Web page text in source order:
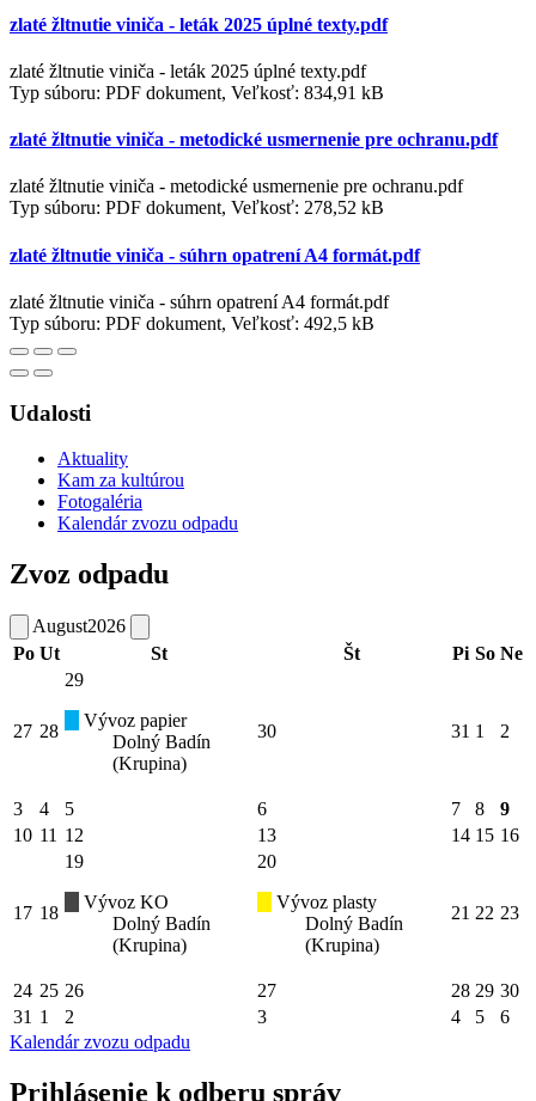
zlaté žltnutie viniča - leták 2025 úplné texty.pdf
zlaté žltnutie viniča - leták 2025 úplné texty.pdf
Typ súboru: PDF dokument, Veľkosť: 834,91 kB
zlaté žltnutie viniča - metodické usmernenie pre ochranu.pdf
zlaté žltnutie viniča - metodické usmernenie pre ochranu.pdf
Typ súboru: PDF dokument, Veľkosť: 278,52 kB
zlaté žltnutie viniča - súhrn opatrení A4 formát.pdf
zlaté žltnutie viniča - súhrn opatrení A4 formát.pdf
Typ súboru: PDF dokument, Veľkosť: 492,5 kB
Udalosti
Aktuality
Kam za kultúrou
Fotogaléria
Kalendár zvozu odpadu
Zvoz odpadu
August2026
Po Ut St Št Pi So Ne
27 28
29
Vývoz papier
Dolný Badín
(Krupina)
30 31 1 2
3 4 5 6 7 8
9
10 11 12 13 14 15 16
17 18
19
Vývoz KO
Dolný Badín
(Krupina)
20
Vývoz plasty
Dolný Badín
(Krupina)
21 22 23
24 25 26 27 28 29 30
31 1 2 3 4 5
6
Kalendár zvozu odpadu
Prihlásenie k odberu správ